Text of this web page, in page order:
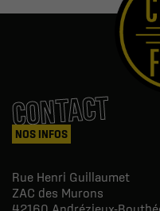
CONTACT
NOS INFOS
Rue Henri Guillaumet
ZAC des Murons